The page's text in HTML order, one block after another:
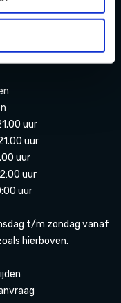
uur
uur
uur
uur
uur
t/m zondag vanaf
hierboven.